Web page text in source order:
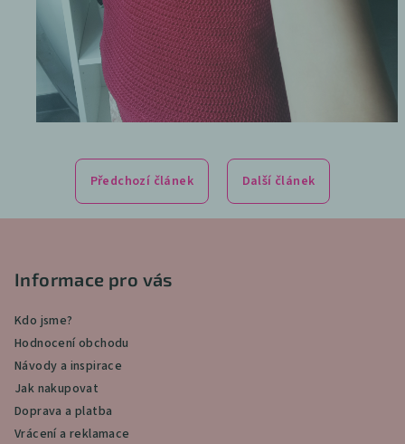
Předchozí článek Další článek
Informace pro vás
Kdo jsme?
Hodnocení obchodu
Návody a inspirace
Jak nakupovat
Doprava a platba
Vrácení a reklamace